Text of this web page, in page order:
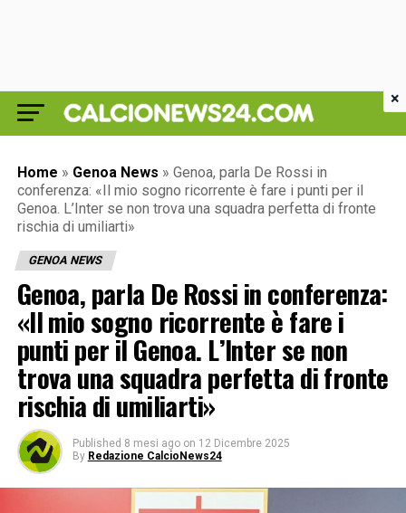
Home » Genoa News » Genoa, parla De Rossi in
conferenza: «Il mio sogno ricorrente è fare i punti per il
Genoa. L’Inter se non trova una squadra perfetta di fronte
rischia di umiliarti»
GENOA NEWS
Genoa, parla De Rossi in conferenza:
«Il mio sogno ricorrente è fare i
punti per il Genoa. L’Inter se non
trova una squadra perfetta di fronte
rischia di umiliarti»
Published 8 mesi ago on 12 Dicembre 2025
By Redazione CalcioNews24
×